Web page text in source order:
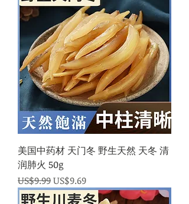
美国中药材 天门冬 野生天然 天冬 清
润肺火 50g
一般價格
US$9.99促銷價格
US$9.69